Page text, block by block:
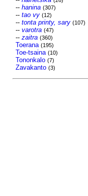
-- hanina (307)
-- tao vy (12)
-- tonta printy, sary (107)
-- varotra (47)
-- zaitra (360)
Toerana (195)
Toe-tsaina (10)
Tononkalo (7)
Zavakanto (3)